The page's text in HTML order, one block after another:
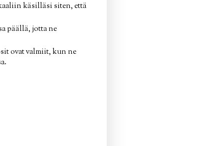
käsilläsi siten, että
päällä, jotta ne
ovat valmiit, kun ne